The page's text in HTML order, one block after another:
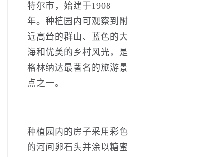
特尔市，始建于1908
年。种植园内可观察到附
近高耸的群山、蓝色的大
海和优美的乡村风光，是
格林纳达最著名的旅游景
点之一。
种植园内的房子采用彩色
的河间卵石头并涂以糖蜜